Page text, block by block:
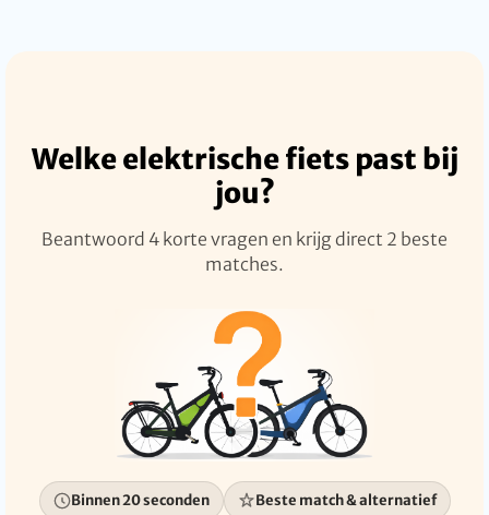
Welke elektrische fiets past bij
jou?
Beantwoord 4 korte vragen en krijg direct 2 beste
matches.
Binnen 20 seconden Beste match & alternatief